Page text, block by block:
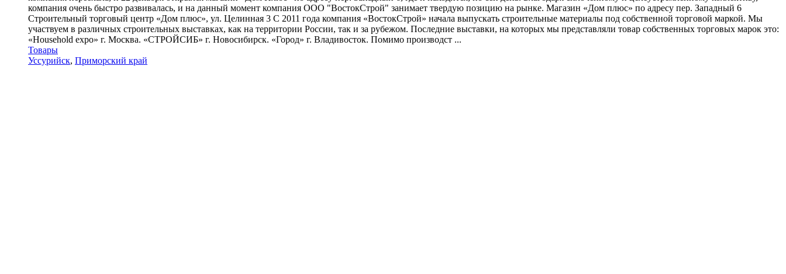
компания очень быстро развивалась, и на данный момент компания ООО "ВостокСтрой" занимает твердую позицию на рынке. Магазин «Дом плюс» по адресу пер. Западный 6
Строительный торговый центр «Дом плюс», ул. Целинная 3 С 2011 года компания «ВостокСтрой» начала выпускать строительные материалы под собственной торговой маркой. Мы
участвуем в различных строительных выставках, как на территории России, так и за рубежом. Последние выставки, на которых мы представляли товар собственных торговых марок это:
«Household expo» г. Москва. «СТРОЙСИБ» г. Новосибирск. «Город» г. Владивосток. Помимо производст ...
Товары
Уссурийск, Приморский край